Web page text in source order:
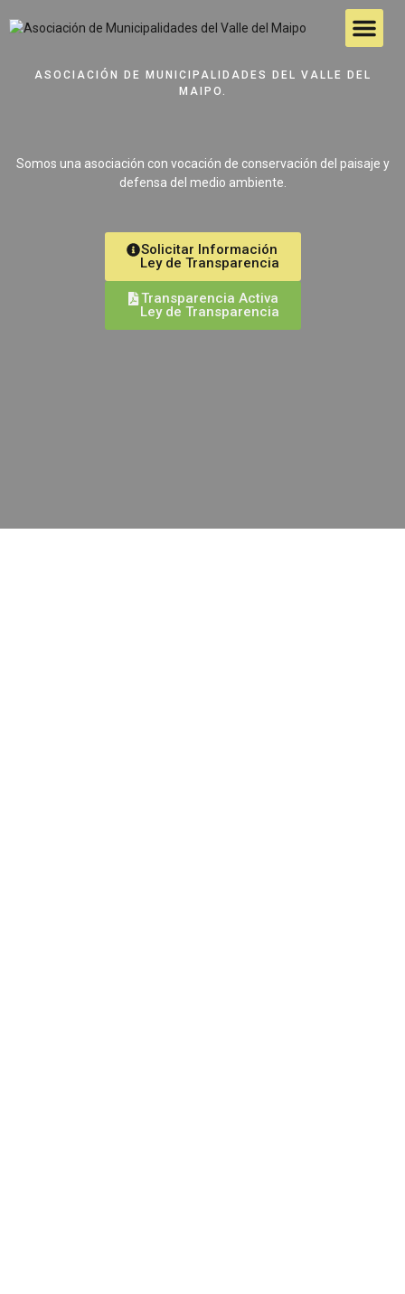
ASOCIACIÓN DE MUNICIPALIDADES DEL VALLE DEL
MAIPO.
Somos una asociación con vocación de conservación del paisaje y
defensa del medio ambiente.
Solicitar Información
Ley de Transparencia
Transparencia Activa
Ley de Transparencia